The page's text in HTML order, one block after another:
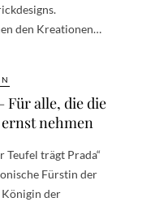
den Kreationen…
Für alle, die die
nehmen
Teufel trägt Prada“
Fürstin der
der